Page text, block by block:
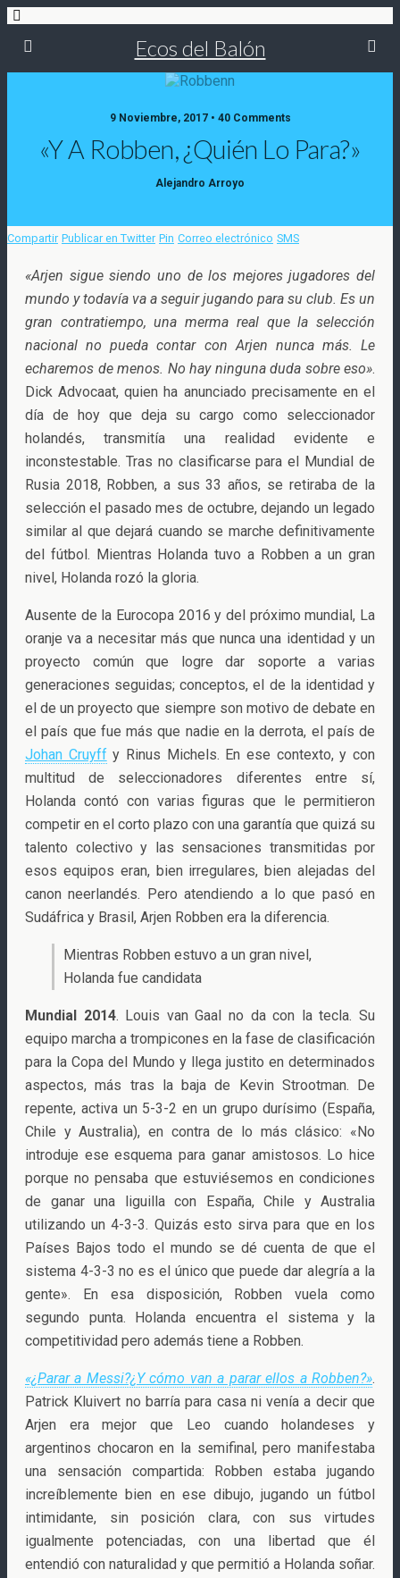
Ecos del Balón
9 Noviembre, 2017 • 40 Comments
«Y A Robben, ¿quién Lo Para?»
Alejandro Arroyo
Compartir Publicar en Twitter Pin Correo electrónico SMS
«Arjen sigue siendo uno de los mejores jugadores del
mundo y todavía va a seguir jugando para su club. Es un
gran contratiempo, una merma real que la selección
nacional no pueda contar con Arjen nunca más. Le
echaremos de menos. No hay ninguna duda sobre eso».
Dick Advocaat, quien ha anunciado precisamente en el
día de hoy que deja su cargo como seleccionador
holandés, transmitía una realidad evidente e
inconstestable. Tras no clasificarse para el Mundial de
Rusia 2018, Robben, a sus 33 años, se retiraba de la
selección el pasado mes de octubre, dejando un legado
similar al que dejará cuando se marche definitivamente
del fútbol. Mientras Holanda tuvo a Robben a un gran
nivel, Holanda rozó la gloria.
Ausente de la Eurocopa 2016 y del próximo mundial, La
oranje va a necesitar más que nunca una identidad y un
proyecto común que logre dar soporte a varias
generaciones seguidas; conceptos, el de la identidad y
el de un proyecto que siempre son motivo de debate en
el país que fue más que nadie en la derrota, el país de
Johan Cruyffy Rinus Michels. En ese contexto, y con
multitud de seleccionadores diferentes entre sí,
Holanda contó con varias figuras que le permitieron
competir en el corto plazo con una garantía que quizá su
talento colectivo y las sensaciones transmitidas por
esos equipos eran, bien irregulares, bien alejadas del
canon neerlandés. Pero atendiendo a lo que pasó en
Sudáfrica y Brasil, Arjen Robben era la diferencia.
Mientras Robben estuvo a un gran nivel,
Holanda fue candidata
Mundial 2014. Louis van Gaal no da con la tecla. Su
equipo marcha a trompicones en la fase de clasificación
para la Copa del Mundo y llega justito en determinados
aspectos, más tras la baja de Kevin Strootman. De
repente, activa un 5-3-2 en un grupo durísimo (España,
Chile y Australia), en contra de lo más clásico: «No
introduje ese esquema para ganar amistosos. Lo hice
porque no pensaba que estuviésemos en condiciones
de ganar una liguilla con España, Chile y Australia
utilizando un 4-3-3. Quizás esto sirva para que en los
Países Bajos todo el mundo se dé cuenta de que el
sistema 4-3-3 no es el único que puede dar alegría a la
gente». En esa disposición, Robben vuela como
segundo punta. Holanda encuentra el sistema y la
competitividad pero además tiene a Robben.
«¿Parar a Messi?¿Y cómo van a parar ellos a Robben?».
Patrick Kluivert no barría para casa ni venía a decir que
Arjen era mejor que Leo cuando holandeses y
argentinos chocaron en la semifinal, pero manifestaba
una sensación compartida: Robben estaba jugando
increíblemente bien en ese dibujo, jugando un fútbol
intimidante, sin posición clara, con sus virtudes
igualmente potenciadas, con una libertad que él
entendió con naturalidad y que permitió a Holanda soñar.